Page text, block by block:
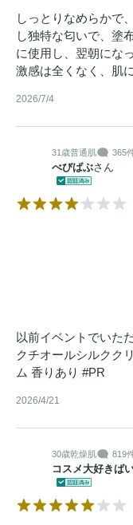
レチノールと同様の
副作用がない優しい
年齢による肌の変化
・シナジー成分: ダブ
合。
肌の奥から水分で満
クスチャー。
安心して使用できる
・GMP ISO 22716
ISO22716 in 2022.
・Vegan Certification
・安全設計: 無香料、
パラベン、鉱物油、
しい処方です。
果を実感いただけます
しっとりなめらかで
し独特な匂いで、塗
に使用し、翌朝にな
激感は全くなく、肌
2026/7/4
31歳普通肌 365
べびばぶさん
以前イベントでいた
クチオールシルクク
ム 香りあり #PR
2026/4/21
30歳乾燥肌 819
コスメ大好きば